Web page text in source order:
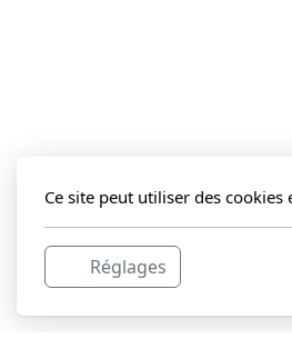
Ce site peut utiliser des cookies
Réglages